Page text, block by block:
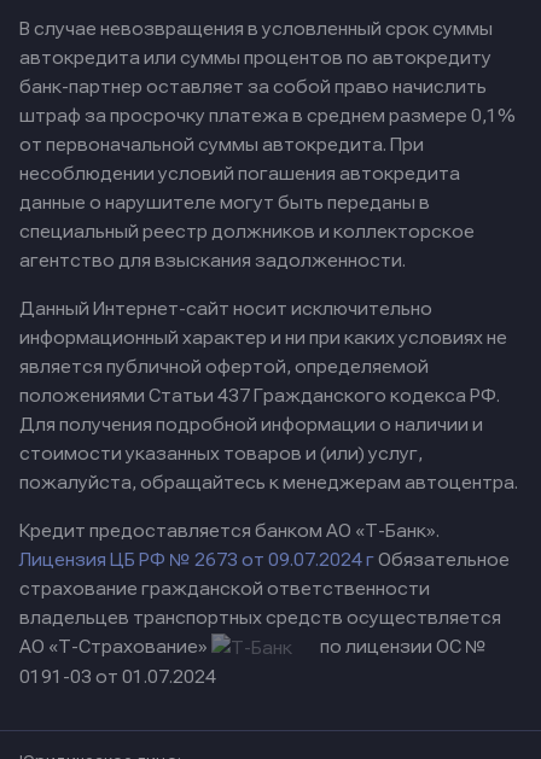
В случае невозвращения в условленный срок суммы
автокредита или суммы процентов по автокредиту
банк-партнер оставляет за собой право начислить
штраф за просрочку платежа в среднем размере 0,1%
от первоначальной суммы автокредита. При
несоблюдении условий погашения автокредита
данные о нарушителе могут быть переданы в
специальный реестр должников и коллекторское
агентство для взыскания задолженности.
Данный Интернет-сайт носит исключительно
информационный характер и ни при каких условиях не
является публичной офертой, определяемой
положениями Статьи 437 Гражданского кодекса РФ.
Для получения подробной информации о наличии и
стоимости указанных товаров и (или) услуг,
пожалуйста, обращайтесь к менеджерам автоцентра.
Кредит предоставляется банком АО «Т-Банк».
Лицензия ЦБ РФ № 2673 от 09.07.2024 гОбязательное
страхование гражданской ответственности
владельцев транспортных средств осуществляется
АО «Т-Страхование»
по лицензии ОС №
0191-03 от 01.07.2024